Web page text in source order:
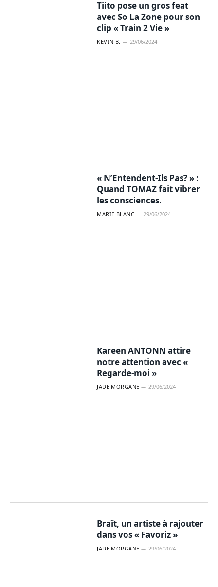
Tiito pose un gros feat
avec So La Zone pour son
clip « Train 2 Vie »
KEVIN B. 29/06/2024
« N’Entendent-Ils Pas? » :
Quand TOMAZ fait vibrer
les consciences.
MARIE BLANC 29/06/2024
Kareen ANTONN attire
notre attention avec «
Regarde-moi »
JADE MORGANE 29/06/2024
Braït, un artiste à rajouter
dans vos « Favoriz »
JADE MORGANE 29/06/2024